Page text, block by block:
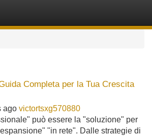
Completa per la Tua Crescita
ago victortsxg570880
può essere la "soluzione" per
"in rete". Dalle strategie di